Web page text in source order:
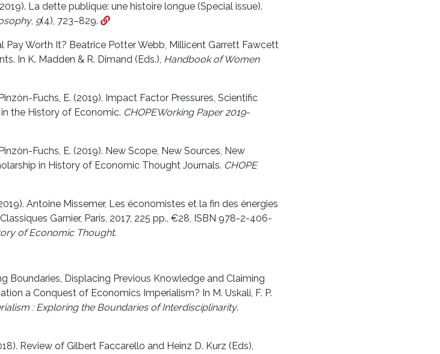
La dette publique: une histoire longue (Special issue).
, 9(4), 723–829.
Pay Worth It? Beatrice Potter Webb, Millicent Garrett Fawcett
In K. Madden & R. Dimand (Eds.), Handbook of Women
Fuchs, E. (2019). Impact Factor Pressures, Scientific
the History of Economic. CHOPEWorking Paper 2019-
Fuchs, E. (2019). New Scope, New Sources, New
in History of Economic Thought Journals. CHOPE
Antoine Missemer, Les économistes et la fin des énergies
Garnier, Paris, 2017, 225 pp., €28, ISBN 978-2-406-
of Economic Thought.
Boundaries, Displacing Previous Knowledge and Claiming
a Conquest of Economics Imperialism? In M. Uskali, F. P.
: Exploring the Boundaries of Interdisciplinarity.
Review of Gilbert Faccarello and Heinz D. Kurz (Eds),